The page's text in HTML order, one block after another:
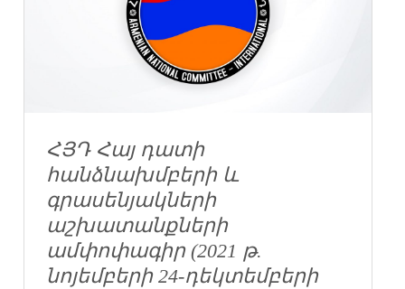
ՀՅԴ Հայ դատի
հանձնախմբերի և
գրասենյակների
աշխատանքների
ամփոփագիր (2021 թ.
նոյեմբերի 24-դեկտեմբերի